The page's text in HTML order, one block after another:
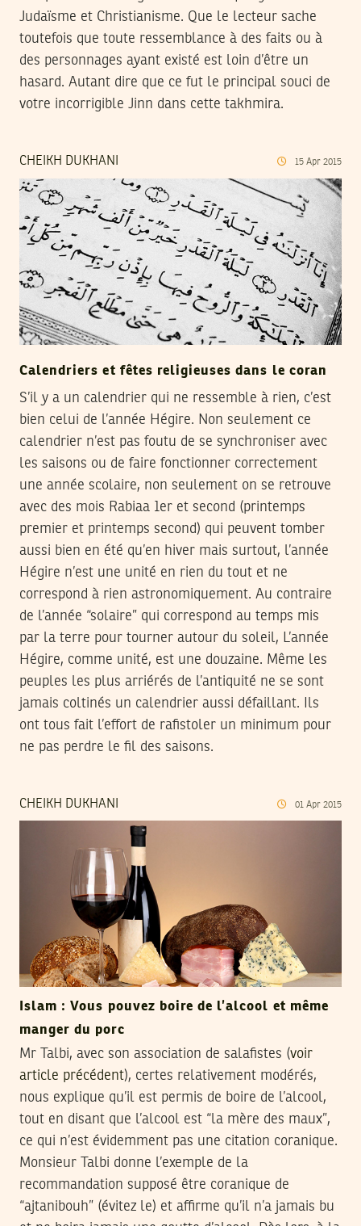
Judaïsme et Christianisme. Que le lecteur sache
toutefois que toute ressemblance à des faits ou à
des personnages ayant existé est loin d’être un
hasard. Autant dire que ce fut le principal souci de
votre incorrigible Jinn dans cette takhmira.
CHEIKH DUKHANI 15 Apr 2015
Calendriers et fêtes religieuses dans le coran
S’il y a un calendrier qui ne ressemble à rien, c’est
bien celui de l’année Hégire. Non seulement ce
calendrier n’est pas foutu de se synchroniser avec
les saisons ou de faire fonctionner correctement
une année scolaire, non seulement on se retrouve
avec des mois Rabiaa 1er et second (printemps
premier et printemps second) qui peuvent tomber
aussi bien en été qu’en hiver mais surtout, l’année
Hégire n’est une unité en rien du tout et ne
correspond à rien astronomiquement. Au contraire
de l’année “solaire” qui correspond au temps mis
par la terre pour tourner autour du soleil, L’année
Hégire, comme unité, est une douzaine. Même les
peuples les plus arriérés de l’antiquité ne se sont
jamais coltinés un calendrier aussi défaillant. Ils
ont tous fait l’effort de rafistoler un minimum pour
ne pas perdre le fil des saisons.
CHEIKH DUKHANI 01 Apr 2015
Islam : Vous pouvez boire de l’alcool et même
manger du porc
Mr Talbi, avec son association de salafistes (voir
article précédent), certes relativement modérés,
nous explique qu’il est permis de boire de l’alcool,
tout en disant que l’alcool est “la mère des maux”,
ce qui n’est évidemment pas une citation coranique.
Monsieur Talbi donne l’exemple de la
recommandation supposé être coranique de
“ajtanibouh” (évitez le) et affirme qu’il n’a jamais bu